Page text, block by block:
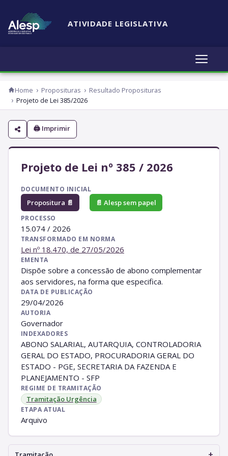
ATIVIDADE LEGISLATIVA
Home Proposituras
Resultado Proposituras
Projeto de Lei 385/2026
🖨 Imprimir
Projeto de Lei nº 385 / 2026
DOCUMENTO INICIAL
Propositura 📄 📄 Alesp sem papel
PROCESSO
15.074 / 2026
TRANSFORMADO EM NORMA
Lei nº 18.470, de 27/05/2026
EMENTA
Dispõe sobre a concessão de abono complementar
aos servidores, na forma que especifica.
DATA DE PUBLICAÇÃO
29/04/2026
AUTORIA
Governador
INDEXADORES
ABONO SALARIAL, AUTARQUIA, CONTROLADORIA
GERAL DO ESTADO, PROCURADORIA GERAL DO
ESTADO - PGE, SECRETARIA DA FAZENDA E
PLANEJAMENTO - SFP
REGIME DE TRAMITAÇÃO
Tramitação Urgência
ETAPA ATUAL
Arquivo